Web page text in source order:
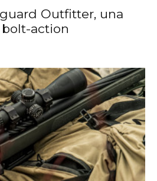
Outfitter, una
bolt-action